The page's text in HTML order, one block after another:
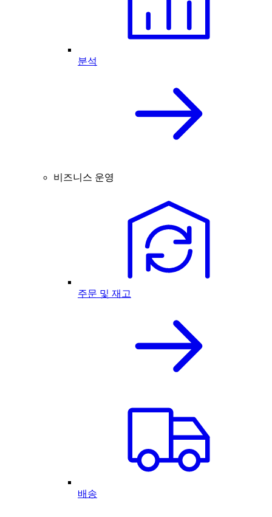
분석
비즈니스 운영
주문 및 재고
배송